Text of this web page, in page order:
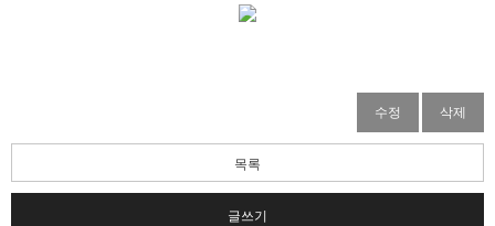
수정 삭제
목록
글쓰기